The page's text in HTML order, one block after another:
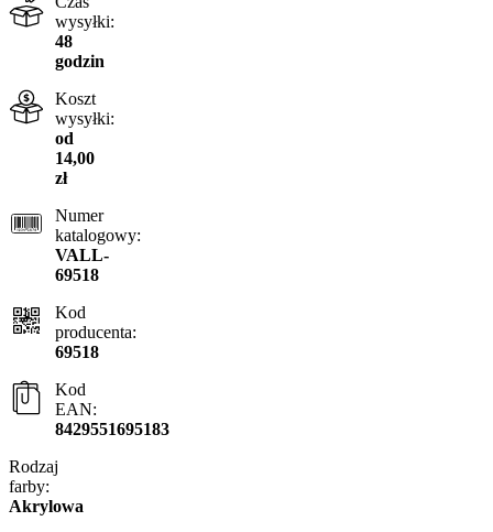
wysyłki:
48
godzin
Koszt
wysyłki:
od
14,00
zł
Numer
katalogowy:
VALL-
69518
Kod
producenta:
69518
Kod
EAN:
8429551695183
Rodzaj
farby:
Akrylowa